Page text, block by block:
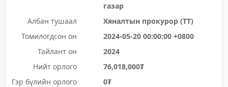
газар
Албан тушаал
Хяналтын прокурор (ТТ)
Томилогдсон он
2024-05-20 00:00:00 +0800
Тайлант он
2024
Нийт орлого
76,018,000₮
Гэр бүлийн орлого
0₮